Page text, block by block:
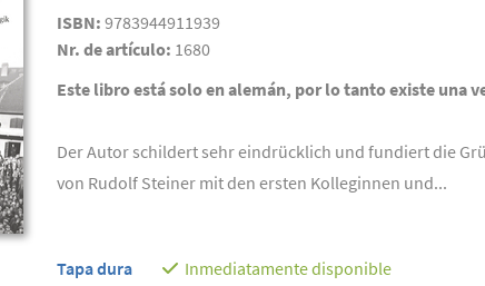
ISBN: 9783944911939
Nr. de artículo: 1680
Este libro está solo en alemán, por lo tanto existe una
Der Autor schildert sehr eindrücklich und fundiert die
von Rudolf Steiner mit den ersten Kolleginnen und...
Tapa dura Inmediatamente disponible